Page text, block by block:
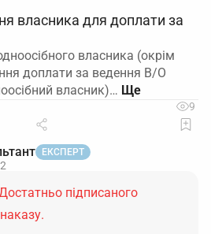
власника для доплати за
власника (окрім
доплати за ведення В/О
власник)…
9
ЕКСПЕРТ
підписаного